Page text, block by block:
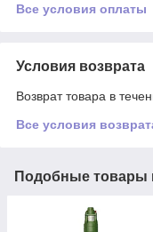
Все условия оплаты
Условия возврата
Возврат товара в
Все условия
Подобные товары